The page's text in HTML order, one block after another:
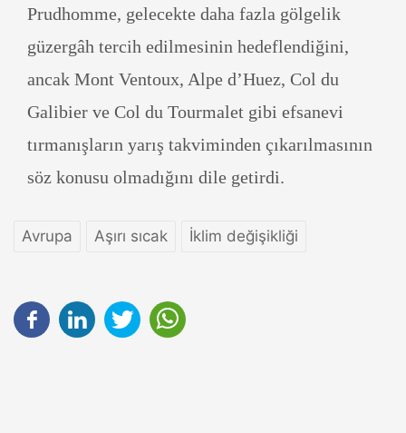
Prudhomme, gelecekte daha fazla gölgelik
güzergâh tercih edilmesinin hedeflendiğini,
ancak Mont Ventoux, Alpe d’Huez, Col du
Galibier ve Col du Tourmalet gibi efsanevi
tırmanışların yarış takviminden çıkarılmasının
söz konusu olmadığını dile getirdi.
Avrupa Aşırı sıcak İklim değişikliği